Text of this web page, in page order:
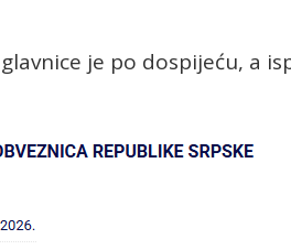
je po dospijeću, a